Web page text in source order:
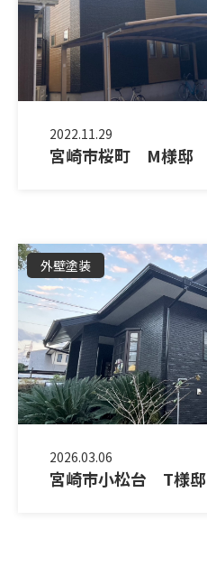
2022.11.29
宮崎市桜町 M様邸
外壁塗装
2026.03.06
宮崎市小松台 T様邸